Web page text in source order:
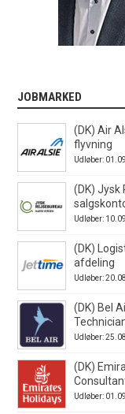
JOBMARKED
(DK) Air
flyvning
Udløber:
(DK) Jysk
Udløber:
(DK)
afdeling
Udløber:
(DK) Bel
Udløber:
(DK)
Udløber: